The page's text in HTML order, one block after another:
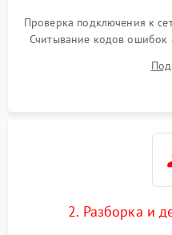
Проверка подключения к
Считывание кодов ошибок
выявления посторонних
электронного
2. Разборка и